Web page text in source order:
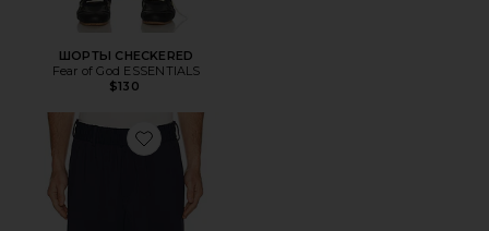
ШОРТЫ CHECKERED
Fear of God ESSENTIALS
$130
Favorite ШОРТЫ SCOOTER